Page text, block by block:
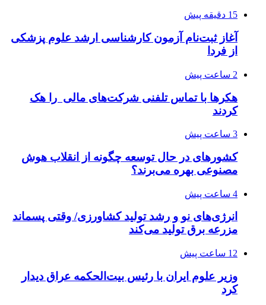
15 دقیقه پیش
آغاز ثبت‌نام‌ آزمون کارشناسی ارشد علوم پزشکی
از فردا
2 ساعت پیش
هکرها با تماس تلفنی شرکت‌های مالی را هک
کردند
3 ساعت پیش
کشورهای در حال توسعه چگونه از انقلاب هوش
مصنوعی بهره می‌برند؟
4 ساعت پیش
انرژی‌های نو و رشد تولید کشاورزی/ وقتی پسماند
مزرعه‌ برق تولید می‌کند
12 ساعت پیش
وزیر علوم ایران با رئیس بیت‌الحکمه عراق دیدار
کرد